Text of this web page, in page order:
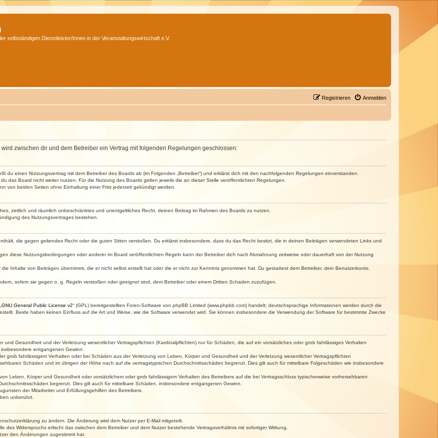
selbständigen Dienstleister/Innen in der Veranstaltungswirtschaft e.V.
Anmelden
Registrieren
wird zwischen dir und dem Betreiber ein Vertrag mit folgenden Regelungen geschlossen:
du einen Nutzungsvertrag mit dem Betreiber des Boards ab (im Folgenden „Betreiber“) und erklärst dich mit den nachfolgenden Regelungen einverstanden.
das Board nicht weiter nutzen. Für die Nutzung des Boards gelten jeweils die an dieser Stelle veröffentlichten Regelungen.
von beiden Seiten ohne Einhaltung einer Frist jederzeit gekündigt werden.
zeitlich und räumlich unbeschränktes und unentgeltliches Recht, deinen Beitrag im Rahmen des Boards zu nutzen.
des Nutzungsvertrages bestehen.
die gegen geltendes Recht oder die guten Sitten verstoßen. Du erklärst insbesondere, dass du das Recht besitzt, die in deinen Beiträgen verwendeten Links und
diese Nutzungsbedingungen oder anderer im Board veröffentlichten Regeln kann der Betreiber dich nach Abmahnung zeitweise oder dauerhaft von der Nutzung
Inhalte von Beiträgen übernimmt, die er nicht selbst erstellt hat oder die er nicht zur Kenntnis genommen hat. Du gestattest dem Betreiber, dein Benutzerkonto,
sofern sie gegen o. g. Regeln verstoßen oder geeignet sind, dem Betreiber oder einem Dritten Schaden zuzufügen.
GNU General Public License v2“ (GPL) bereitgestellten Foren-Software von phpBB Limited (www.phpbb.com) handelt; deutschsprachige Informationen werden durch die
Beide haben keinen Einfluss auf die Art und Weise, wie die Software verwendet wird. Sie können insbesondere die Verwendung der Software für bestimmte Zwecke
und Gesundheit und der Verletzung wesentlicher Vertragspflichten (Kardinalpflichten) nur für Schäden, die auf ein vorsätzliches oder grob fahrlässiges Verhalten
entgangenen Gewinn.
grob fahrlässigem Verhalten oder bei Schäden aus der Verletzung von Leben, Körper und Gesundheit und der Verletzung wesentlicher Vertragspflichten
Schäden und im übrigen der Höhe nach auf die vertragstypischen Durchschnittsschäden begrenzt. Dies gilt auch für mittelbare Folgeschäden wie insbesondere
Leben, Körper und Gesundheit oder vorsätzlichem oder grob fahrlässigem Verhalten des Betreibers auf die bei Vertragsschluss typischerweise vorhersehbaren
begrenzt. Dies gilt auch für mittelbare Schäden, insbesondere entgangenen Gewinn.
der Mitarbeiter und Erfüllungsgehilfen des Betreibers.
unberührt.
zu ändern. Die Änderung wird dem Nutzer per E-Mail mitgeteilt.
des Widerspruchs erlischt das zwischen dem Betreiber und dem Nutzer bestehende Vertragsverhältnis mit sofortiger Wirkung.
den Änderungen zugestimmt hat.